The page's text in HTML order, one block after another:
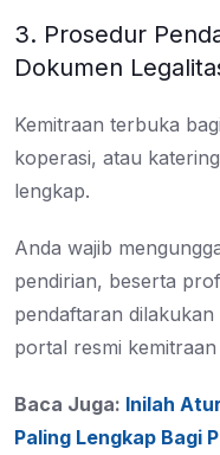
3. Prosedur
Dokumen
Kemitraan terbuka
koperasi, atau
lengkap.
Anda wajib
pendirian, beserta
pendaftaran
portal resmi
Baca Juga: Inilah
Paling Lengkap Bagi